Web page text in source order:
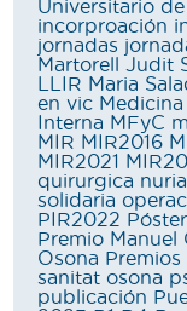
Universitario
incorproación
jornadas
Martorell
Judit
LLIR Maria
en vic
Interna MFyC
MIR MIR2016
MIR2021
quirurgica
solidaria
PIR2022 Póster
Premio Manuel
Osona Premios
sanitat osona
publicación